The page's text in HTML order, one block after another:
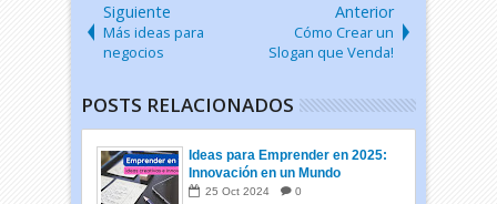
Siguiente
Más ideas para
negocios
Anterior
Cómo Crear un
Slogan que Venda!
POSTS RELACIONADOS
Ideas para Emprender en 2025:
Innovación en un Mundo
Cambiante
25 Oct 2024 0